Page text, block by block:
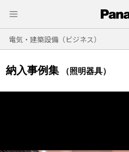
電気・建築設備（ビジネス）
納入事例集 （照明器具）